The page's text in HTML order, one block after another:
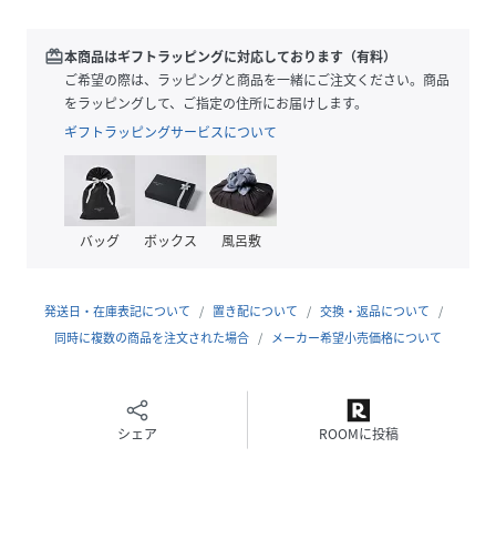
イジの日常と非日常を体験できるアイテムです。
LENDSCOLOR
BEIGE：CLEAR→RED
BLACK：CLEAR→BLACK
------------------------------------
ャルマによって創設された、未来的でジェンダーレスなアイ
ウェア・ブランド。
名付けられた2型は1960年代のモダンな審美学にインスピレ
ーションを受けたデザインが特徴的。
redeem本商品はギフトラッピングに対応しております（有料）
ご希望の際は、ラッピングと商品を一緒にご注文ください。商品
をラッピングして、ご指定の住所にお届けします。
ギフトラッピングサービスについて
バッグ ボックス 風呂敷
発送日・在庫表記について 置き配について
交換・返品について
同時に複数の商品を注文された場合
メーカー希望小売価格について
シェア ROOMに投稿